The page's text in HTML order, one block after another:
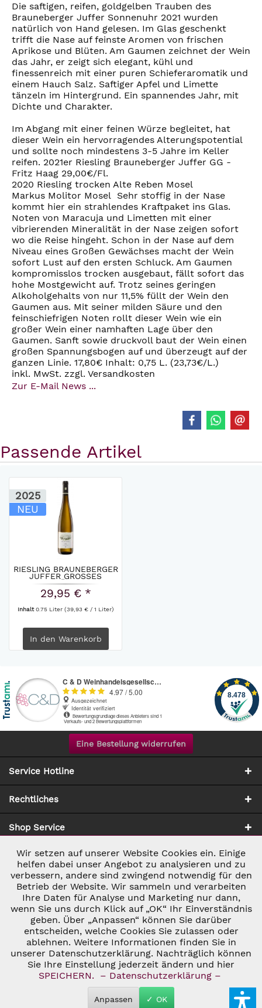
Die saftigen, reifen, goldgelben Trauben des
Brauneberger Juffer Sonnenuhr 2021 wurden
natürlich von Hand gelesen. Im Glas geschenkt
trifft die Nase auf feinste Aromen von frischen
Aprikose und Blüten. Am Gaumen zeichnet der Wein
das Jahr, er zeigt sich elegant, kühl und
finessenreich mit einer puren Schieferaromatik und
einem Hauch Salz. Saftiger Apfel und Limette
tänzeln im Hintergrund. Ein spannendes Jahr, mit
Dichte und Charakter.
Im Abgang mit einer feinen Würze begleitet, hat
dieser Wein ein hervorragendes Alterungspotential
und sollte noch mindestens 3-5 Jahre im Keller
reifen. 2021er Riesling Brauneberger Juffer GG -
Fritz Haag 29,00€/Fl.
2020 Riesling trocken Alte Reben Mosel
Markus Molitor Mosel Sehr stoffig in der Nase
kommt hier ein strahlendes Kraftpaket ins Glas.
Noten von Maracuja und Limetten mit einer
vibrierenden Mineralität in der Nase zeigen sofort
wo die Reise hingeht. Schon in der Nase auf dem
Niveau eines Großen Gewächses macht der Wein
sofort Lust auf den ersten Schluck. Am Gaumen
kompromisslos trocken ausgebaut, fällt sofort das
hohe Mostgewicht auf. Trotz seines geringen
Alkoholgehalts von nur 11,5% füllt der Wein den
Gaumen aus. Mit seiner milden Säure und den
feinschiefrigen Noten rollt dieser Wein wie ein
großer Wein einer namhaften Lage über den
Gaumen. Sanft sowie druckvoll baut der Wein einen
großen Spannungsbogen auf und überzeugt auf der
ganzen Linie. 17,80€ Inhalt: 0,75 L. (23,73€/L.)
inkl. MwSt. zzgl. Versandkosten
Zur E-Mail News ...
Passende Artikel
2025
NEU
RIESLING BRAUNEBERGER
JUFFER GROSSES
GEWÄCHS...
29,95 € *
Inhalt0.75 Liter (39,93 € / 1 Liter)
In den Warenkorb
Eine Bestellung widerrufen
Service Hotline
Rechtliches
Shop Service
Zahlung & Versand
* ALLE PREISE INKL. GESETZL. UMSATZSTEUER ZZGL.
VERSANDKOSTEN
UND GGF. NACHNAHMEGEBÜHREN, WENN NICHT
ANDERS BESCHRIEBEN
© 2026 C&D WEINHANDEL - ALL RIGHTS RESERVED. THEME BY
THEMEWARE®
Notwendig Aktiv
Marketing Inaktiv
Tracking Inaktiv
Personalisierung Inaktiv
Wir setzen auf unserer Website Cookies ein. Einige
helfen dabei unser Angebot zu analysieren und zu
verbessern, andere sind zwingend notwendig für den
Betrieb der Website. Wir sammeln und verarbeiten
Ihre Daten für Analyse und Marketing nur dann,
wenn Sie uns durch Klick auf „OK“ Ihr Einverständnis
geben. Über „Anpassen“ können Sie darüber
entscheiden, welche Cookies Sie zulassen oder
ablehnen. Weitere Informationen finden Sie in
unserer Datenschutzerklärung. Nachträglich können
Sie Ihre Einstellung jederzeit ändern und hier
SPEICHERN.
– Datenschutzerklärung –
Anpassen ✓ OK